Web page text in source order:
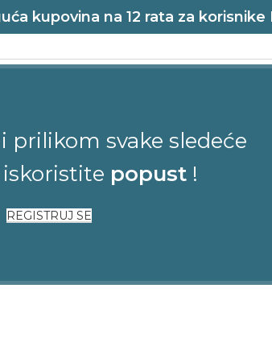
prilikom svake sledeće
popust !
REGISTRUJ SE
kupovina na 12 rata za
SHOPKONTAKTSTRELJANA